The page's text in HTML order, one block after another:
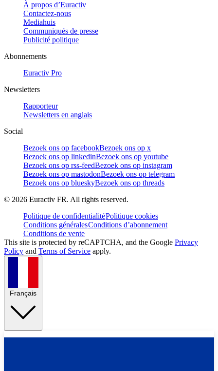
À propos d’Euractiv
Contactez-nous
Mediahuis
Communiqués de presse
Publicité politique
Abonnements
Euractiv Pro
Newsletters
Rapporteur
Newsletters en anglais
Social
Bezoek ons op facebookBezoek ons op x
Bezoek ons op linkedinBezoek ons op youtube
Bezoek ons op rss-feedBezoek ons op instagram
Bezoek ons op mastodonBezoek ons op telegram
Bezoek ons op blueskyBezoek ons op threads
© 2026 Euractiv FR. All rights reserved.
Politique de confidentialitéPolitique cookies
Conditions généralesConditions d’abonnement
Conditions de vente
This site is protected by reCAPTCHA, and the Google Privacy
Policy and Terms of Service apply.
Français